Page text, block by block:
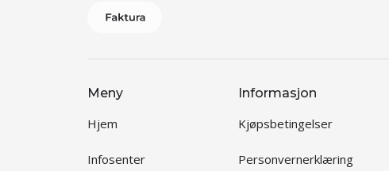
Meny
Hjem
Infosenter
Informasjon
Kjøpsbetingelser
Personvernerklæring